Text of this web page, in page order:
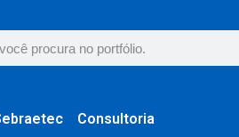
Consultoria